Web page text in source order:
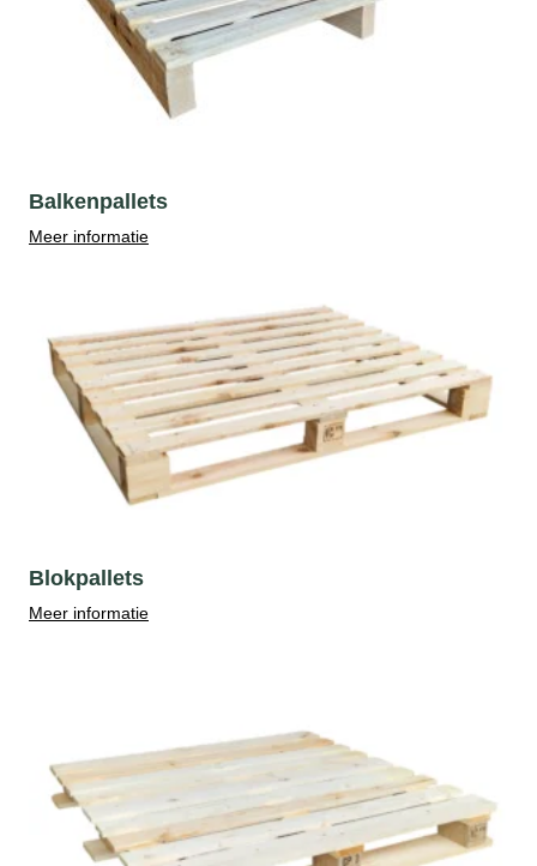
Balkenpallets
Meer informatie
Blokpallets
Meer informatie